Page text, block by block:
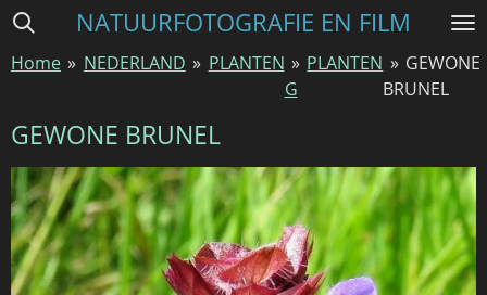
Ga
naar
hoofdinhoud
NATUURFOTOGRAFIE EN FILM
Home » NEDERLAND » PLANTEN » PLANTEN
G
» GEWONE
BRUNEL
GEWONE BRUNEL